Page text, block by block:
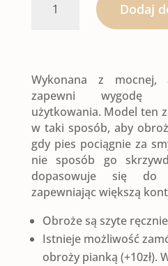
|
Duch
Lasu
Dodaj
Wykonana z mocnej,
zapewni wygodę i
użytkowania. Model ten
w taki sposób, aby
gdy pies pociągnie za
nie sposób go
dopasowuje się do
zapewniając większą
Obroże są szyte
Istnieje możliwość
obroży pianką (+10zł).